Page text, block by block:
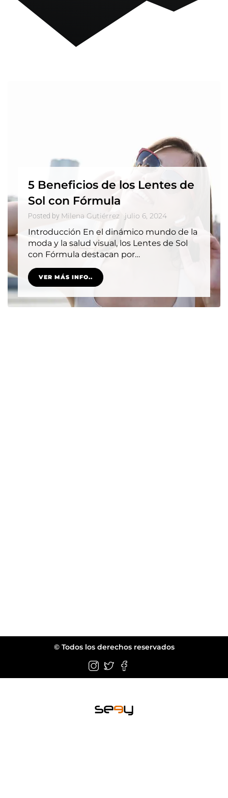
5 Beneficios de los Lentes de
Sol con Fórmula
Posted by Milena Gutiérrez julio 6, 2024
Introducción En el dinámico mundo de la
moda y la salud visual, los Lentes de Sol
con Fórmula destacan por…
VER MÁS INFO..
© Todos los derechos reservados